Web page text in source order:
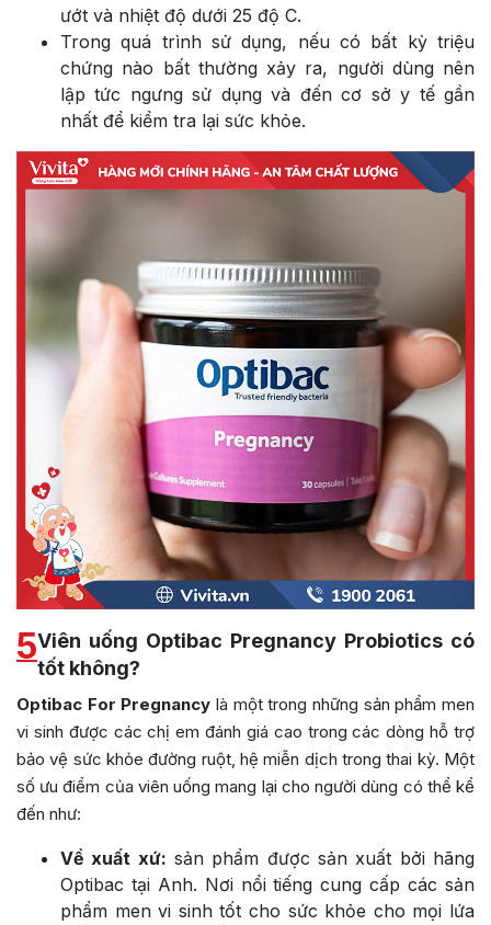
ướt và nhiệt độ dưới 25 độ C.
Trong quá trình sử dụng, nếu có bất kỳ triệu
chứng nào bất thường xảy ra, người dùng nên
lập tức ngưng sử dụng và đến cơ sở y tế gần
nhất để kiểm tra lại sức khỏe.
5Viên uống Optibac Pregnancy Probiotics có
tốt không?
Optibac For Pregnancy là một trong những sản phẩm men
vi sinh được các chị em đánh giá cao trong các dòng hỗ trợ
bảo vệ sức khỏe đường ruột, hệ miễn dịch trong thai kỳ. Một
số ưu điểm của viên uống mang lại cho người dùng có thể kể
đến như:
Về xuất xứ: sản phẩm được sản xuất bởi hãng
Optibac tại Anh. Nơi nổi tiếng cung cấp các sản
phẩm men vi sinh tốt cho sức khỏe cho mọi lứa